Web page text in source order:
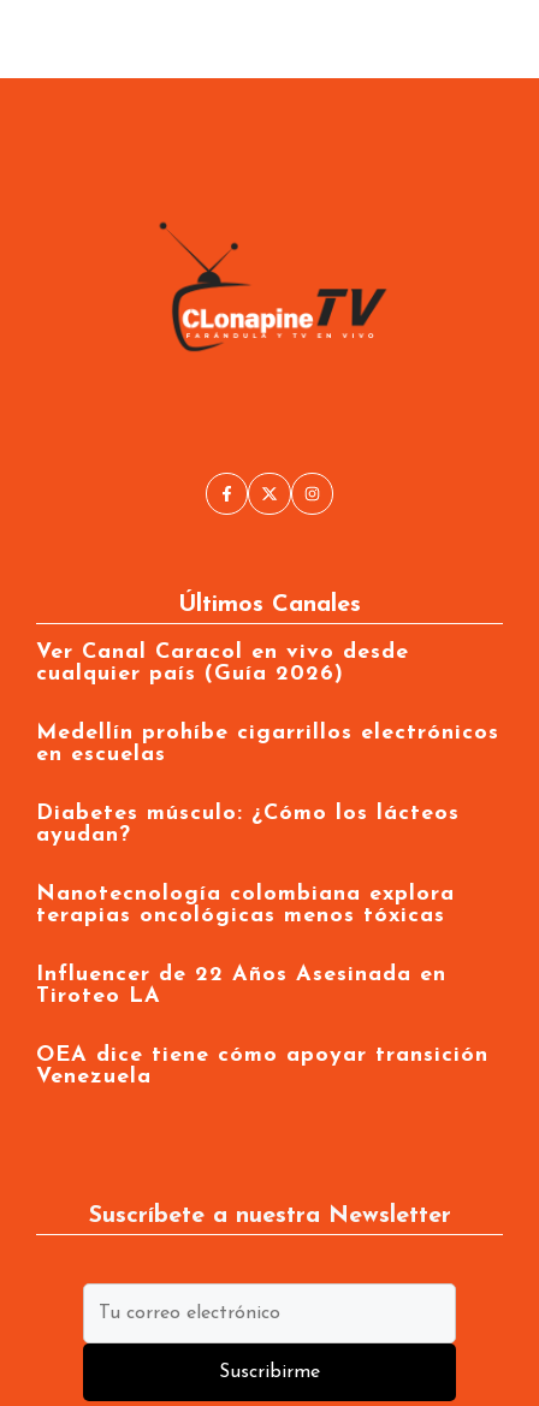
Últimos Canales
Ver Canal Caracol en vivo desde
cualquier país (Guía 2026)
Medellín prohíbe cigarrillos electrónicos
en escuelas
Diabetes músculo: ¿Cómo los lácteos
ayudan?
Nanotecnología colombiana explora
terapias oncológicas menos tóxicas
Influencer de 22 Años Asesinada en
Tiroteo LA
OEA dice tiene cómo apoyar transición
Venezuela
Suscríbete a nuestra Newsletter
Suscribirme